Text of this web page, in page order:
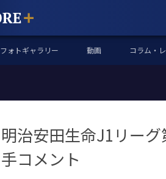
フォトギャラリー 動画 コラム・
明治安田生命J1リー
手コメント